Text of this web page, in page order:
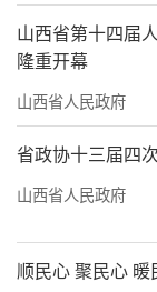
山西省第十四届
隆重开幕
山西省人民政府
省政协十三届四
山西省人民政府
顺民心 聚民心 暖